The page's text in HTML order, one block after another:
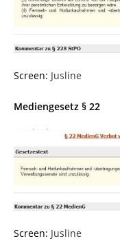
Screen: Jusline
Mediengesetz § 22
Screen: Jusline